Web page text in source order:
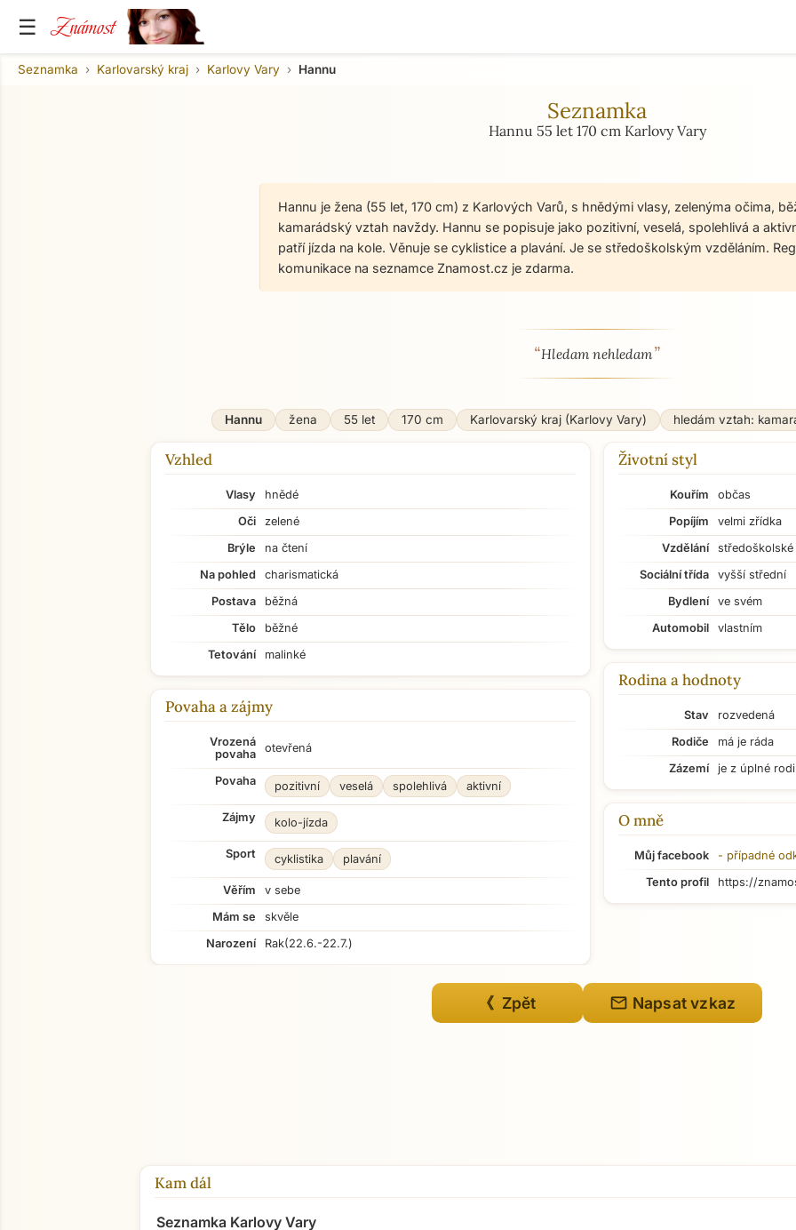
☰ Známost
Seznamka Karlovarský kraj Karlovy Vary Hannu
Seznamka
Hannu 55 let 170 cm Karlovy Vary
Hannu je žena (55 let, 170 cm) z Karlových Varů, s hnědými vlasy, zelenýma očima,
kamarádský vztah navždy. Hannu se popisuje jako pozitivní, veselá, spolehlivá a
patří jízda na kole. Věnuje se cyklistice a plavání. Je se středoškolským vzděláním.
komunikace na seznamce Znamost.cz je zdarma.
“Hledam nehledam”
Hannu žena 55 let 170 cm Karlovarský kraj (Karlovy Vary) hledám vztah:
Vzhled
Vlasy
hnědé
Oči
zelené
Brýle
na čtení
Na pohled
charismatická
Postava
běžná
Tělo
běžné
Tetování
malinké
Povaha a zájmy
Vrozená
povaha
otevřená
Povaha pozitivní veselá spolehlivá aktivní
Zájmy kolo-jízda
Sport cyklistika plavání
Věřím
v sebe
Mám se
skvěle
Narození
Rak(22.6.-22.7.)
Životní styl
Kouřím
občas
Popíjím
velmi zřídka
Vzdělání
středoškolské
Sociální třída
vyšší střední
Bydlení
ve svém
Automobil
vlastním
Rodina a hodnoty
Stav
rozvedená
Rodiče
má je ráda
Zázemí
je z úplné
O mně
Můj facebook - případné
Tento profil
https://
《 Zpět mail Napsat vzkaz
Kam dál
Seznamka Karlovy Vary